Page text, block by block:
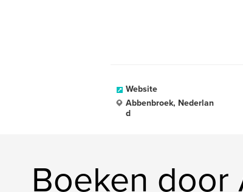
Website
Abbenbroek, Nederlan
d
Boeken door